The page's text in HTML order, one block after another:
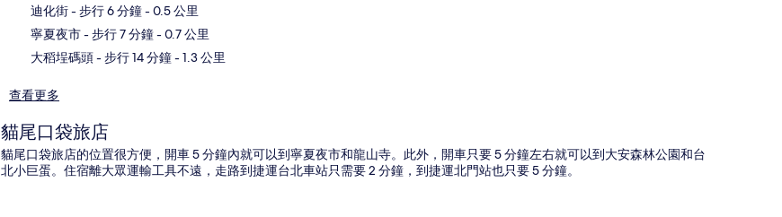
迪化街- 步行 6 分鐘- 0.5 公里
寧夏夜市- 步行 7 分鐘- 0.7 公里
大稻埕碼頭- 步行 14 分鐘- 1.3 公里
查看更多
貓尾口袋旅店
貓尾口袋旅店的位置很方便，開車 5 分鐘內就可以到寧夏夜市和龍山寺。此外，開車只要 5 分鐘左右就可以到大安森林公園和台
北小巨蛋。住宿離大眾運輸工具不遠，走路到捷運台北車站只需要 2 分鐘，到捷運北門站也只要 5 分鐘。